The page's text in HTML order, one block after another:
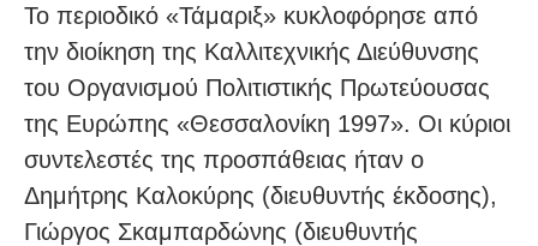
Το περιοδικό «Τάμαριξ» κυκλοφόρησε από
την διοίκηση της Καλλιτεχνικής Διεύθυνσης
του Οργανισμού Πολιτιστικής Πρωτεύουσας
της Ευρώπης «Θεσσαλονίκη 1997». Οι κύριοι
συντελεστές της προσπάθειας ήταν ο
Δημήτρης Καλοκύρης (διευθυντής έκδοσης),
Γιώργος Σκαμπαρδώνης (διευθυντής